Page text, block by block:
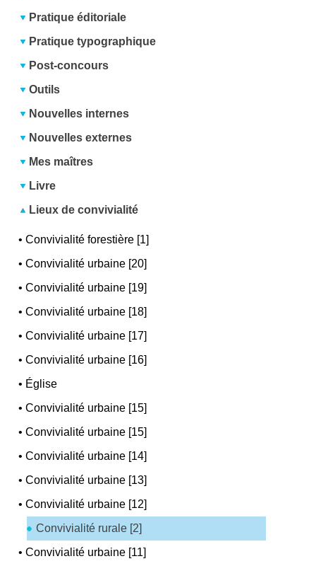
Pratique éditoriale
Pratique typographique
Post-concours
Outils
Nouvelles internes
Nouvelles externes
Mes maîtres
Livre
Lieux de convivialité
•Convivialité forestière [1]
•Convivialité urbaine [20]
•Convivialité urbaine [19]
•Convivialité urbaine [18]
•Convivialité urbaine [17]
•Convivialité urbaine [16]
• Église
•Convivialité urbaine [15]
•Convivialité urbaine [15]
•Convivialité urbaine [14]
•Convivialité urbaine [13]
•Convivialité urbaine [12]
Convivialité rurale [2]
•Convivialité urbaine [11]